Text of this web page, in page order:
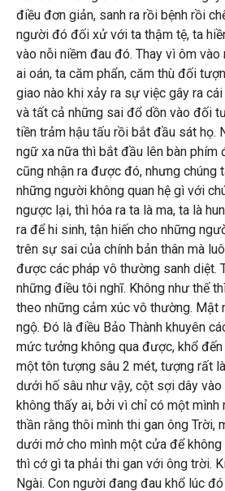
điều đơn giản, sanh ra rồi bệnh rồi
người đó đối xử với ta thậm tệ, ta
vào nỗi niềm đau đó. Thay vì ôm
ai oán, ta căm phẩn, căm thù đối
giao nào khi xảy ra sự việc gây ra
và tất cả những sai đổ dồn vào đối
tiền trảm hậu tấu rồi bắt đầu sát họ.
ngữ xa nữa thì bắt đầu lên bàn phím
cũng nhận ra được đó, nhưng chúng
những người không quan hệ gì với
ngược lại, thì hóa ra ta là ma, ta là
ra để hi sinh, tận hiến cho những
trên sự sai của chính bản thân mà
được các pháp vô thường sanh diệt.
những điều tôi nghĩ. Không như thế
theo những cảm xúc vô thường. Mật
ngộ. Đó là điều Bảo Thành khuyên
mức tưởng không qua được, khổ
một tôn tượng sâu 2 mét, tượng rất
dưới hố sâu như vậy, cột sợi dây
không thấy ai, bởi vì chỉ có một
thần rằng thôi mình thi gan ông Trời,
dưới mở cho mình một cửa để
thì cớ gì ta phải thi gan với ông trời.
Ngài. Con người đang đau khổ lúc